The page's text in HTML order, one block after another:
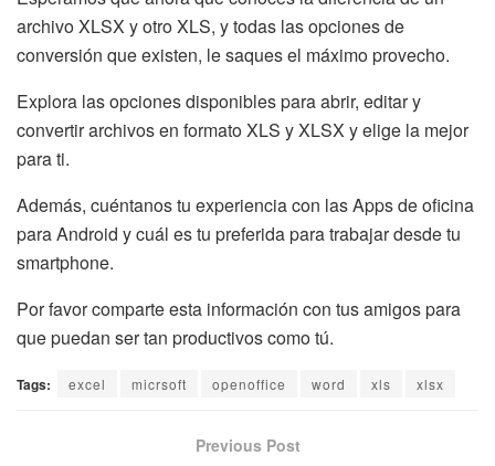
archivo XLSX y otro XLS, y todas las opciones de
conversión que existen, le saques el máximo provecho.
Explora las opciones disponibles para abrir, editar y
convertir archivos en formato XLS y XLSX y elige la mejor
para ti.
Además, cuéntanos tu experiencia con las Apps de oficina
para Android y cuál es tu preferida para trabajar desde tu
smartphone.
Por favor comparte esta información con tus amigos para
que puedan ser tan productivos como tú.
Tags: excel micrsoft openoffice word xls xlsx
Previous Post